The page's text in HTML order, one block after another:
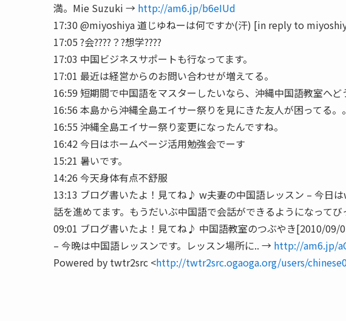
満。Mie Suzuki → http://am6.jp/b6eIUd
17:30 @miyoshiya 道じゆねーは何ですか(汗) [in reply to
17:05 ?会????？?想学????
17:03 中国ビジネスサポートも行なってます。
17:01 最近は経営からのお問い合わせが増えてる。
16:59 短期間で中国語をマスターしたいなら、沖縄中国語教室へど
16:56 本島から沖縄全島エイサー祭りを見にきた友人が困ってる。
16:55 沖縄全島エイサー祭り変更になったんですね。
16:42 今日はホームページ活用勉強会でーす
15:21 暑いです。
14:26 今天身体有点不舒服
13:13 ブログ書いたよ！見てね♪ w夫妻の中国語レッスン – 今日
話を進めてます。もうだいぶ中国語で会話ができるようになって
09:01 ブログ書いたよ！見てね♪ 中国語教室のつぶやき[2010/
– 今晩は中国語レッスンです。レッスン場所に.. → http://am6.jp/
Powered by twtr2src <http://twtr2src.ogaoga.org/users/